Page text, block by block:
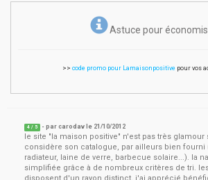
Astuce pour
>> code promo pour Lamaisonpositive pour vos
4 / 5 - parcarodav le 21/10/2012
le site "la maison positive" n'est pas très glamour
considère son catalogue, par ailleurs bien fourni
radiateur, laine de verre, barbecue solaire...). la
simplifiée grâce à de nombreux critères de tri.